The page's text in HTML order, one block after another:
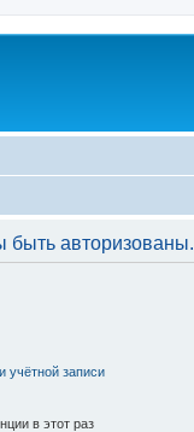
авторизованы.
учётной записи
в этот раз